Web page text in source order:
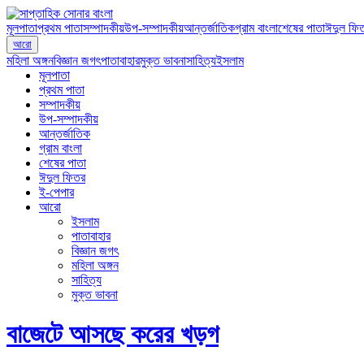
মূলপাতাপ্রথম পাতাসম্পাদকীয়উপ-সম্পাদকীয়আন্তর্জাতিকগ্রাম বাংলাশেষের পাতাঈদুল
আরো
মহিলা অঙ্গনবিজ্ঞান জগৎপাতাবাহারমুক্ত ভাবনাসাহিত্যইসলাম
মূলপাতা
প্রথম পাতা
সম্পাদকীয়
উপ-সম্পাদকীয়
আন্তর্জাতিক
গ্রাম বাংলা
শেষের পাতা
ঈদুল ফিতর
ই-পেপার
আরো
ইসলাম
পাতাবাহার
বিজ্ঞান জগৎ
মহিলা অঙ্গন
সাহিত্য
মুক্ত ভাবনা
বাজেটে আসছে করের খড়গ